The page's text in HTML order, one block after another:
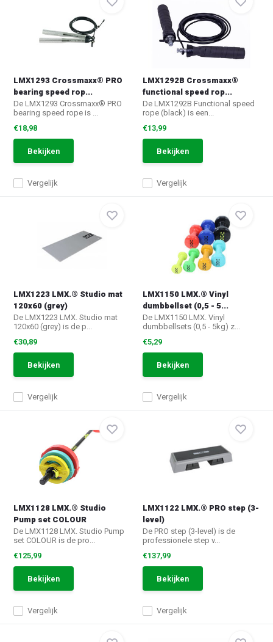
LMX1293 Crossmaxx® PRO
bearing speed rop...
De LMX1293 Crossmaxx® PRO
bearing speed rope is ...
Vergelijk
€18,98
Bekijken
LMX1292B Crossmaxx®
functional speed rop...
De LMX1292B Functional speed
rope (black) is een...
Vergelijk
€13,99
Bekijken
LMX1223 LMX.® Studio mat
120x60 (grey)
De LMX1223 LMX. Studio mat
120x60 (grey) is de p...
Vergelijk
€30,89
Bekijken
LMX1150 LMX.® Vinyl
dumbbellset (0,5 - 5...
De LMX1150 LMX. Vinyl
dumbbellsets (0,5 - 5kg) z...
Vergelijk
€5,29
Bekijken
LMX1128 LMX.® Studio
Pump set COLOUR
De LMX1128 LMX. Studio Pump
set COLOUR is de pro...
Vergelijk
€125,99
Bekijken
LMX1122 LMX.® PRO step (3-
level)
De PRO step (3-level) is de
professionele step v...
Vergelijk
€137,99
Bekijken